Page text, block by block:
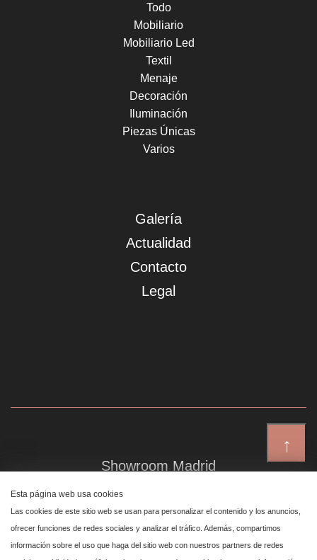
↑
Todo
Mobiliario
Mobiliario Led
Textil
Menaje
Decoración
Iluminación
Piezas Únicas
Varios
Galería
Actualidad
Contacto
Legal
Showroom Madrid
Plaza de Canalejas 6, 4 izq
Centro, 28014 Madrid
Esta página web usa cookies
Las cookies de este sitio web se usan para personalizar el contenido y los anuncios,
ofrecer funciones de redes sociales y analizar el tráfico. Además, compartimos
información sobre el uso que haga del sitio web con nuestros partners de redes